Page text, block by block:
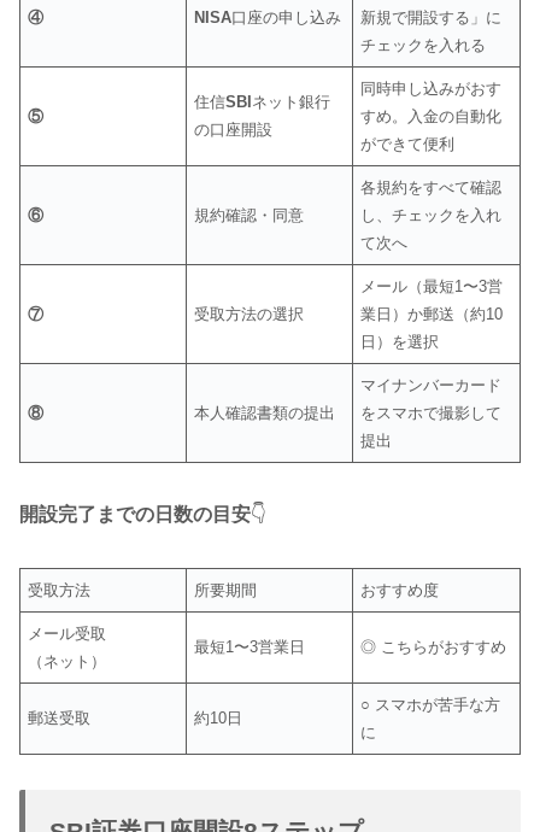
④ NISA口座の申し込み
新規で開設する」に
チェックを入れる
⑤
住信SBIネット銀行
の口座開設
同時申し込みがおす
すめ。入金の自動化
ができて便利
⑥ 規約確認・同意
各規約をすべて確認
し、チェックを入れ
て次へ
⑦ 受取方法の選択
メール（最短1〜3営
業日）か郵送（約10
日）を選択
⑧ 本人確認書類の提出
マイナンバーカード
をスマホで撮影して
提出
開設完了までの日数の目安👇️
受取方法 所要期間 おすすめ度
メール受取
（ネット）
最短1〜3営業日 ◎ こちらがおすすめ
郵送受取 約10日
○ スマホが苦手な方
に